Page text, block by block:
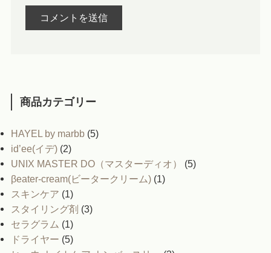
商品カテゴリー
HAYEL by marbb (5)
id’ee(イデ) (2)
UNIX MASTER DO（マスターディオ）
(5)
βeater-cream(ビータークリーム) (1)
スキンケア (1)
スタイリング剤 (3)
セラグラム (1)
ドライヤー (5)